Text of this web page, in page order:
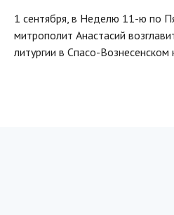
1 сентября, в Неделю 11-ю по
митрополит Анастасий
литургии в Спасо-